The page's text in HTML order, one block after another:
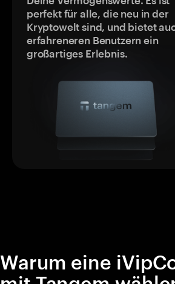
perfekt für alle, die neu in der
Kryptowelt sind, und bietet
erfahreneren Benutzern ein
großartiges Erlebnis.
Warum eine